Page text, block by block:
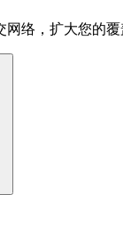
络，扩大您的覆